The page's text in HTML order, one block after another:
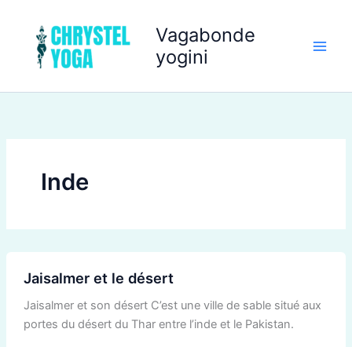
contenu
Vagabonde
yogini
Inde
Jaisalmer et le désert
Jaisalmer et son désert C’est une ville de sable situé aux
portes du désert du Thar entre l’inde et le Pakistan.
et
le
désert